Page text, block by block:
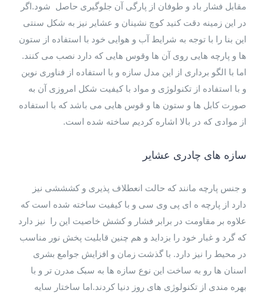
مقابل فشار باد و طوفان از پارگی آن جلوگیری حاصل شود.اگر
در این زمینه دقت کنید کوچ نشینان و عشایر نیز به شکل سنتی
این بنا را با توجه به شرایط آب و هوایی خود با استفاده از ستون
ها و پارچه هایی روی آن ها وقوس هایی که دارد نصب می کنند.
اما با الگو برداری از این مدل سازه و با استفاده از فناوری نوین
و با استفاده از تکنولوژی و مواد با کیفیت شکل امروزی آن به
صورت کابل ها و ستون ها و قوس هایی می باشد که با استفاده
از موادی که در بالا اشاره کردیم ساخته شده است.
سازه های چادری عشایر
و جنس پارچه مانند که حالت انعطلاف پذیری و کشششی نیز
دارد از پارچه ه ای پی وی سی و با کیفیت ساخته شده است که
علاوه بر مقاومت در برابر فشار و کشش خاصیت این را نیز دارد
که گرد و غبار خود را بزداید و هم چنین قابلیت پخش نور مناسب
در محیط را نیز دارد. با گذشت زمان و افزایش جوامع بشری
اسنان ها رو به ساخت این نوع سازه ها به سبک مدرن تر و با
بهره مندی از تکنولوژی های روز دنیا کردند.اما ساختار سایه